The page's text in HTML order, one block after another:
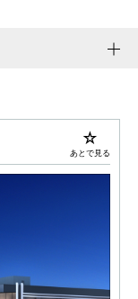
あとで見る